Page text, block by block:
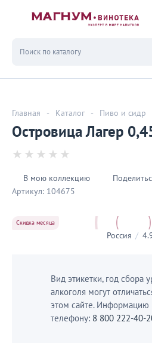
Главная - Каталог - Пиво и сидр
Островица Лагер
В мою коллекцию
Артикул: 104675
Скидка месяца
Россия /
Вид этикетки, год сбора
алкоголя могут
этом сайте. Информацию
телефону: 8 800 222-40-